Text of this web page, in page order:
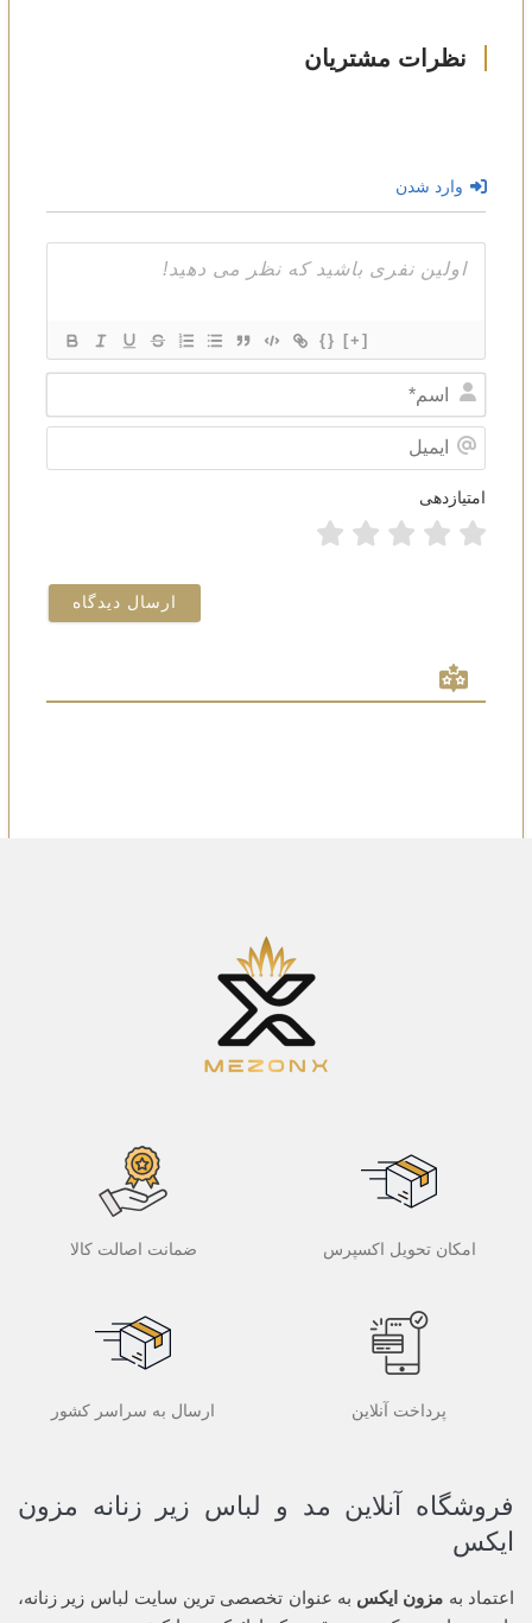
وارد شدن
{} [+]
Name*
امتیازدهی
امکان تحویل اکسپرس ضمانت اصالت کالا
پرداخت آنلاین ارسال به سراسر کشور
فروشگاه آنلاین مد و لباس زیر زنانه مزون
ایکس
اعتماد به مزون ایکس به عنوان تخصصی ترین سایت لباس زیر زنانه،